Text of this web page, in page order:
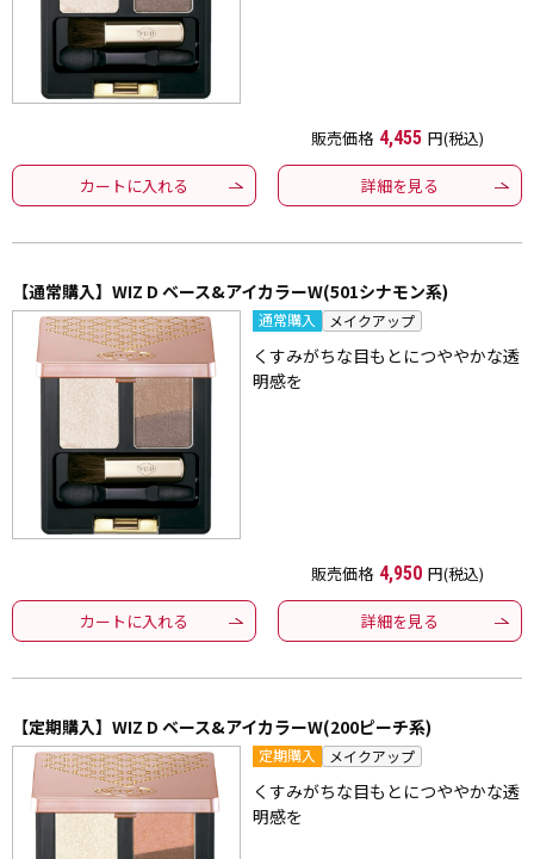
販売価格 4,455 円(税込)
カートに入れる 詳細を見る
【通常購入】WIZ D ベース&アイカラーW(501シナモン系)
通常購入 メイクアップ
くすみがちな目もとにつややかな透
明感を
販売価格 4,950 円(税込)
カートに入れる 詳細を見る
【定期購入】WIZ D ベース&アイカラーW(200ピーチ系)
定期購入 メイクアップ
くすみがちな目もとにつややかな透
明感を